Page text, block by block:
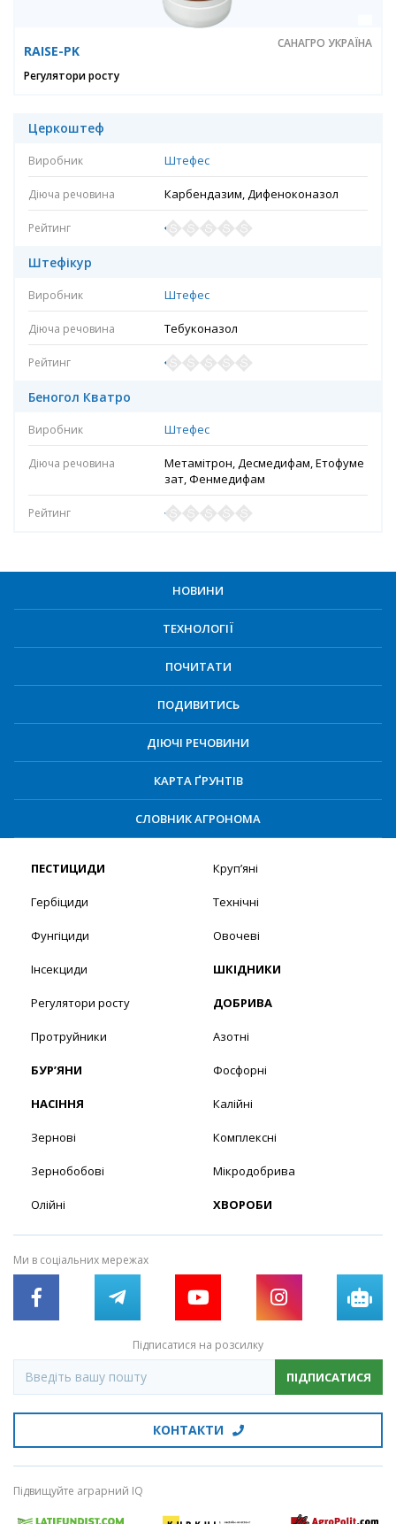
RAISE-PK САНАГРО УКРАЇНА
Регулятори росту
Церкоштеф
Штефес
Карбендазим, Дифеноконазол
Штефікур
Штефес
Тебуконазол
Беногол Кватро
Штефес
Метамітрон, Десмедифам, Етофуме
зат, Фенмедифам
НОВИНИ
ТЕХНОЛОГІЇ
ПОЧИТАТИ
ПОДИВИТИСЬ
ДІЮЧІ РЕЧОВИНИ
КАРТА ҐРУНТІВ
СЛОВНИК АГРОНОМА
ПЕСТИЦИДИ
Гербіциди
Фунгіциди
Інсекциди
Регулятори росту
Протруйники
БУР’ЯНИ
НАСІННЯ
Зернові
Зернобобові
Олійні
Круп’яні
Технічні
Овочеві
ШКІДНИКИ
ДОБРИВА
Азотні
Фосфорні
Калійні
Комплексні
Мікродобрива
ХВОРОБИ
Ми в соціальних мережах
Підписатися на розсилку
ПІДПИСАТИСЯ
КОНТАКТИ
Підвищуйте аграрний IQ